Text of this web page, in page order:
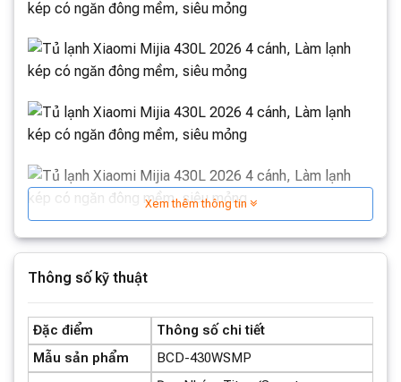
Xem thêm thông tin
Thông số kỹ thuật
Đặc điểm
Thông số chi tiết
Mẫu sản phẩm
BCD-430WSMP